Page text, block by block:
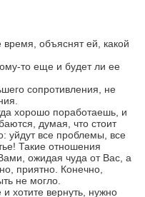
время, объяснят ей, какой
то еще и будет ли ее
сопротивления, не
хорошо поработаешь, и
думая, что стоит
уйдут все проблемы, все
Такие отношения
ожидая чуда от Вас, а
приятно. Конечно,
не могло.
хотите вернуть, нужно